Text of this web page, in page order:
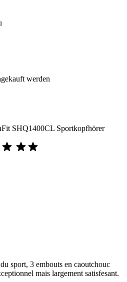
werden
SHQ1400CL Sportkopfhörer
sport, 3 embouts en caoutchouc
mais largement satisfesant.